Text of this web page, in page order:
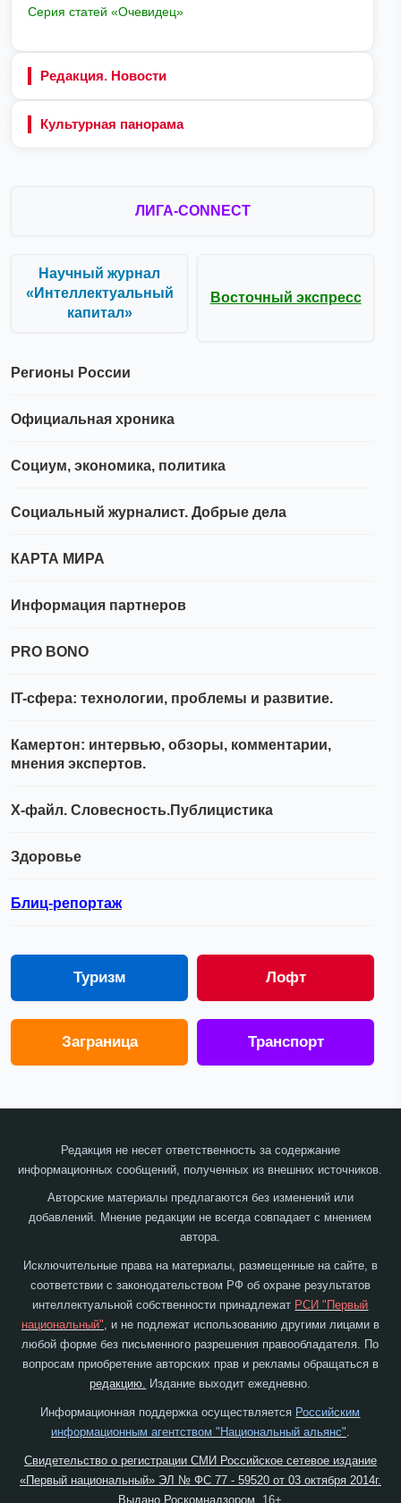
Серия статей «Очевидец»
Редакция. Новости
Культурная панорама
ЛИГА-CONNECT
Научный журнал
«Интеллектуальный
капитал»
Восточный экспресс
Регионы России
Официальная хроника
Социум, экономика, политика
Социальный журналист. Добрые дела
КАРТА МИРА
Информация партнеров
PRO BONO
IT-сфера: технологии, проблемы и развитие.
Камертон: интервью, обзоры, комментарии,
мнения экспертов.
Х-файл. Словесность.Публицистика
Здоровье
Блиц-репортаж
Туризм Лофт
Заграница Транспорт
Редакция не несет ответственность за содержание
информационных сообщений, полученных из внешних источников.
Авторские материалы предлагаются без изменений или
добавлений. Мнение редакции не всегда совпадает с мнением
автора.
Исключительные права на материалы, размещенные на сайте, в
соответствии с законодательством РФ об охране результатов
интеллектуальной собственности принадлежат РСИ "Первый
национальный", и не подлежат использованию другими лицами в
любой форме без письменного разрешения правообладателя. По
вопросам приобретение авторских прав и рекламы обращаться в
редакцию. Издание выходит ежедневно.
Информационная поддержка осуществляется Российским
информационным агентством "Национальный альянс"
Свидетельство о регистрации СМИ Российское сетевое издание
«Первый национальный» ЭЛ № ФС 77 - 59520 от 03 октября 2014г.
Выдано Роскомнадзором.
16+